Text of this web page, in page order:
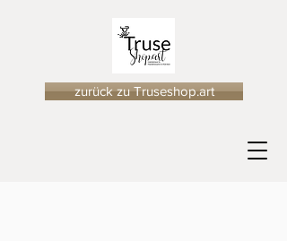
zurück zu Truseshop.art